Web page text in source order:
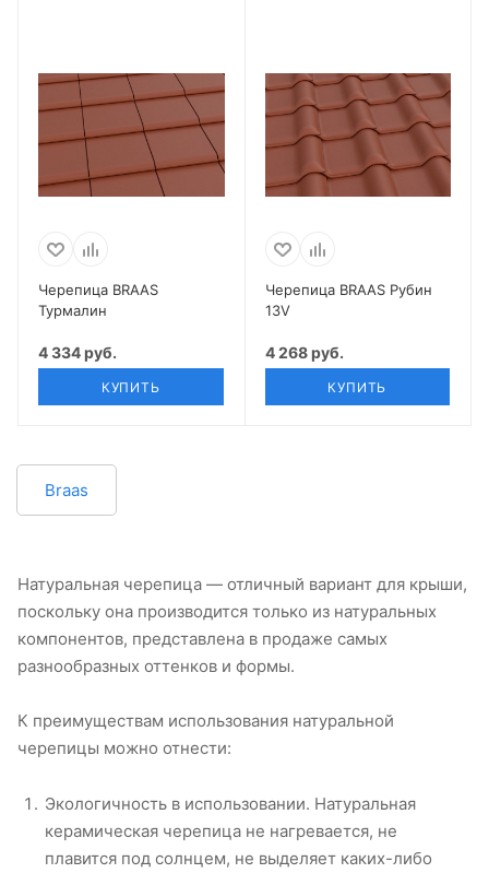
Черепица BRAAS
Турмалин
4 334 руб.
КУПИТЬ
Черепица BRAAS Рубин
13V
4 268 руб.
КУПИТЬ
Braas
Натуральная черепица — отличный вариант для крыши,
поскольку она производится только из натуральных
компонентов, представлена в продаже самых
разнообразных оттенков и формы.
К преимуществам использования натуральной
черепицы можно отнести:
Экологичность в использовании. Натуральная
керамическая черепица не нагревается, не
плавится под солнцем, не выделяет каких-либо